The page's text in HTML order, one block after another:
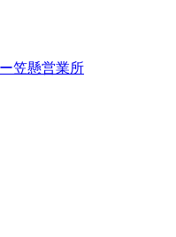
笠懸営業所